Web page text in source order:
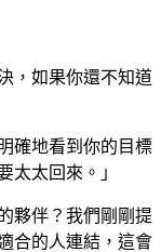
，如果你還不知道
確地看到你的目標
太太回來。」
夥伴？我們剛剛提
合的人連結，這會